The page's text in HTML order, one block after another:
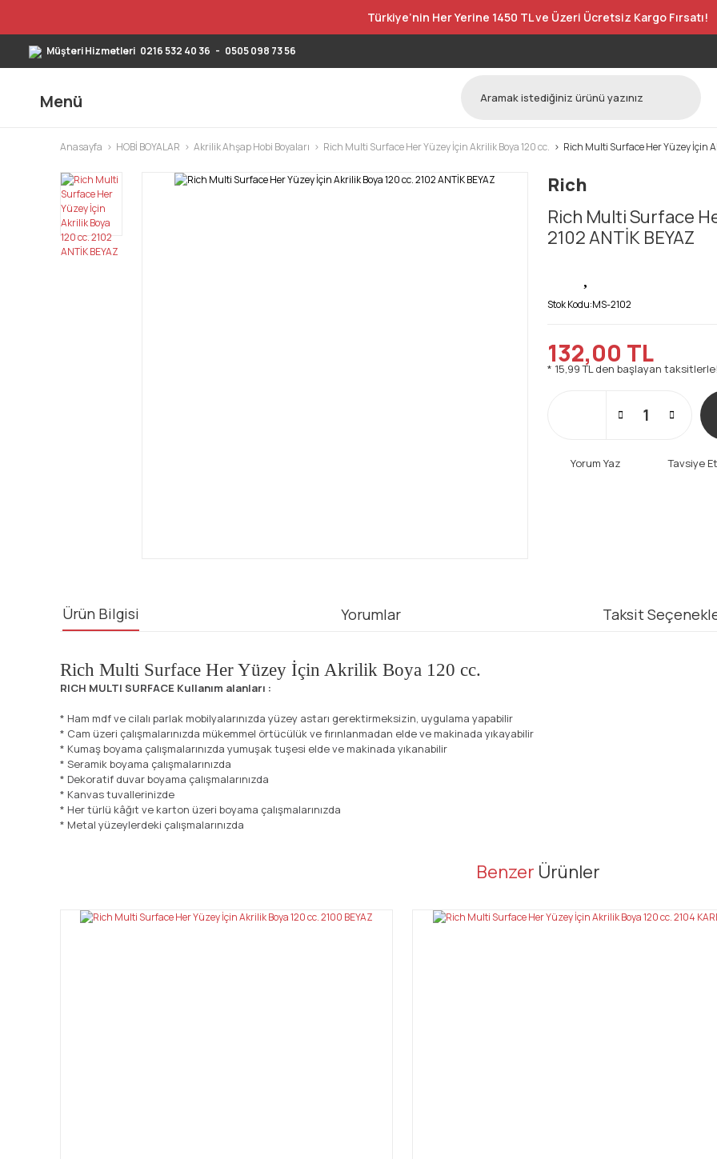
Türkiye’nin Her Yerine 1450 TL ve Üzeri Ücretsiz Kargo Fırsatı!
Müşteri Hizmetleri 0216 532 40 36 - 0505 098 73 56
Menü
Anasayfa HOBİ BOYALAR Akrilik Ahşap Hobi Boyaları Rich Multi Surface Her Yüzey İçin Akrilik Boya 120 cc. Rich Multi Surface Her Yüzey İçin
Rich
Rich Multi Surface
2102 ANTİK BEYAZ
Stok Kodu:MS-2102
132,00 TL
* 15,99 TL den başlayan
Yorum Yaz Tavsiye Et
Ürün Bilgisi Yorumlar Taksit
Rich Multi Surface Her Yüzey İçin Akrilik Boya 120 cc.
RICH MULTI SURFACE Kullanım alanları :
* Ham mdf ve cilalı parlak mobilyalarınızda yüzey astarı gerektirmeksizin, uygulama yapabilir
* Cam üzeri çalışmalarınızda mükemmel örtücülük ve fırınlanmadan elde ve makinada yıkayabilir
* Kumaş boyama çalışmalarınızda yumuşak tuşesi elde ve makinada yıkanabilir
* Seramik boyama çalışmalarınızda
* Dekoratif duvar boyama çalışmalarınızda
* Kanvas tuvallerinizde
* Her türlü kâğıt ve karton üzeri boyama çalışmalarınızda
* Metal yüzeylerdeki çalışmalarınızda
Bu ürünün fiyat bilgisi, resim, ürün açıklamalarında ve diğer konularda yetersiz gördüğünüz noktaları öneri formunu kullanarak
Ürün resmi kalitesiz, bozuk veya görüntülenemiyor.
Benzer Ürünler